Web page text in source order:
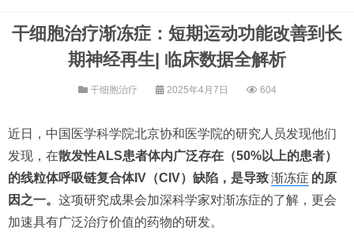
干细胞治疗渐冻症：短期运动功能改善到长
期神经再生| 临床数据全解析
干细胞治疗 2025年4月7日 604
近日，中国医学科学院北京协和医学院的研究人员发现他们
发现，在散发性ALS患者体内广泛存在（50%以上的患者）
的线粒体呼吸链复合体IV（CIV）缺陷，是导致渐冻症 的原
因之一。 这项研究成果会加深科学家对渐冻症的了解，更会
加速具有广泛治疗价值的药物的研发。